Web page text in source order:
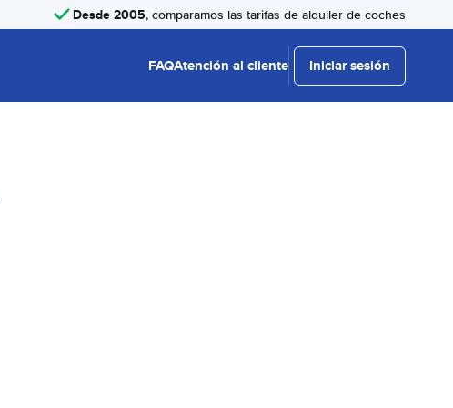
Desde 2005, comparamos las tarifas de alquiler de coches
FAQAtención al cliente Iniciar sesión